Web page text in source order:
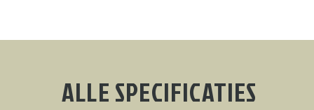
ALLE SPECIFICATIES